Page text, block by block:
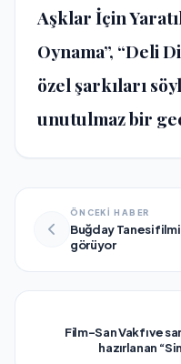
Aşklar İçin
Oynama”, “Deli
özel şarkıları
unutulmaz bir
ÖNCEKİ HABER
Buğday Tanesi
görüyor
Film-San Vakfı ve
hazırlanan